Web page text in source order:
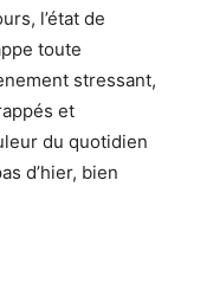
l’état de
toute
stressant,
et
du quotidien
d’hier, bien